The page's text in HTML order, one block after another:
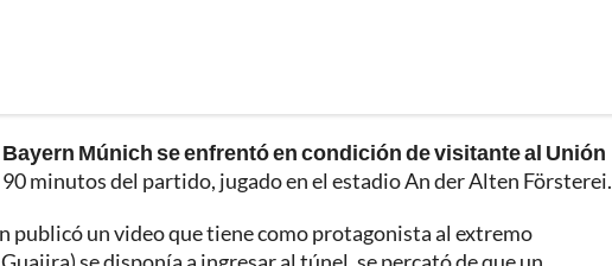
Bayern Múnich se enfrentó en condición de visitante al Unión
minutos del partido, jugado en el estadio An der Alten Försterei.
publicó un video que tiene como protagonista al extremo